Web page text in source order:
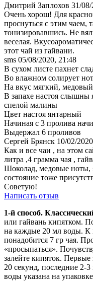
Дмитрий Заплохов 31/
Очень хорош! Для
проснуться с этим чаем,
тонизировавшись. Не
веселая.
этот чай из гайвани.
sms 05/08/2020, 21:48
В сухом листе пахнет
Во влажном солирует
На вкус мягкий,
В запахе настоя слышны
спелой малины
Цвет настоя янтарный
Начиная с 3 пролива
Выдержал 6 проливов
Сергей Брянск 10/02/
Как и все чаи , на этом
литра ,4 грамма чая ,
Шоколад, медовые ноты,
состояние тоже
Советую!
Написать отзыв
1-й способ.
или гайвань кипятком.
на каждые 20 мл воды. К
понадобится 7 гр чая.
«просыпаться».
залейте кипяток.
20 секунд, последние 2-
воды указана на